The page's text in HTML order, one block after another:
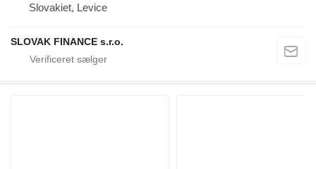
Slovakiet, Levice
SLOVAK FINANCE s.r.o.